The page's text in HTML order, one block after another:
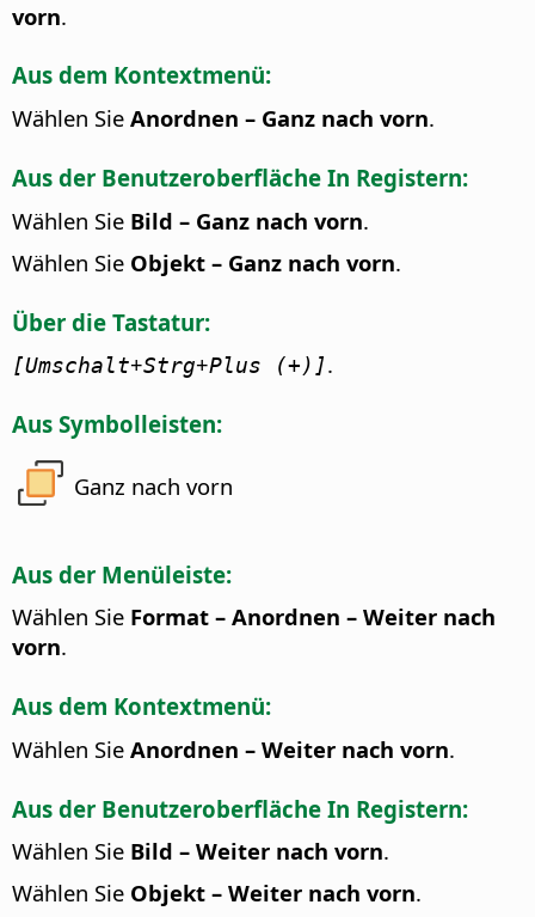
vorn.
Aus dem Kontextmenü:
Wählen Sie Anordnen – Ganz nach vorn.
Aus der Benutzeroberfläche In Registern:
Wählen Sie Bild – Ganz nach vorn.
Wählen Sie Objekt – Ganz nach vorn.
Über die Tastatur:
[Umschalt+Strg+Plus (+)].
Aus Symbolleisten:
Ganz nach vorn
Aus der Menüleiste:
Wählen Sie Format – Anordnen – Weiter nach
vorn.
Aus dem Kontextmenü:
Wählen Sie Anordnen – Weiter nach vorn.
Aus der Benutzeroberfläche In Registern:
Wählen Sie Bild – Weiter nach vorn.
Wählen Sie Objekt – Weiter nach vorn.